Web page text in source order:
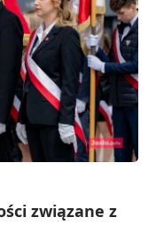
związane z